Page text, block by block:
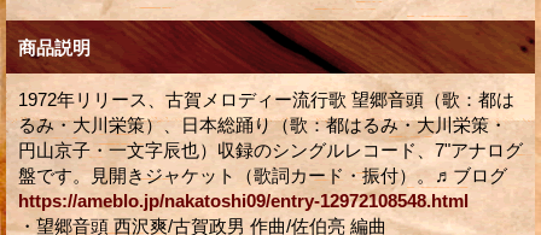
商品説明
1972年リリース、古賀メロディー流行歌 望郷音頭（歌：都は
るみ・大川栄策）、日本総踊り（歌：都はるみ・大川栄策・
円山京子・一文字辰也）収録のシングルレコード、7"アナログ
盤です。見開きジャケット（歌詞カード・振付）。♬ブログ
https://ameblo.jp/nakatoshi09/entry-12972108548.html
・望郷音頭 西沢爽/古賀政男 作曲/佐伯亮 編曲